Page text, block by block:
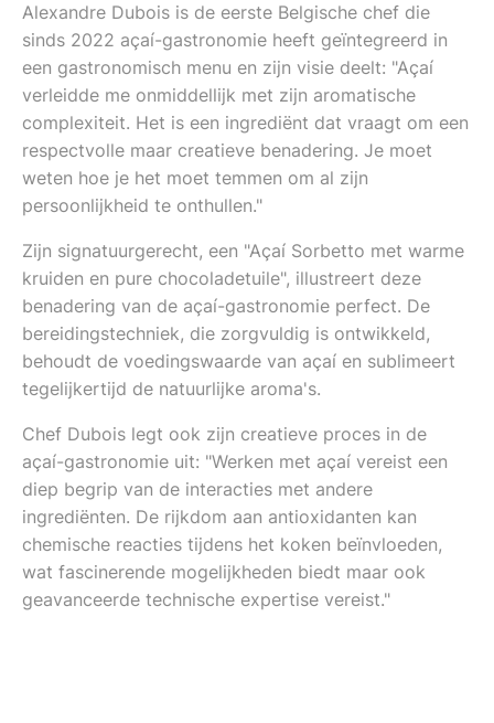
Alexandre Dubois is de eerste Belgische chef die
sinds 2022 açaí-gastronomie heeft geïntegreerd in
een gastronomisch menu en zijn visie deelt: "Açaí
verleidde me onmiddellijk met zijn aromatische
complexiteit. Het is een ingrediënt dat vraagt om een
respectvolle maar creatieve benadering. Je moet
weten hoe je het moet temmen om al zijn
persoonlijkheid te onthullen."
Zijn signatuurgerecht, een "Açaí Sorbetto met warme
kruiden en pure chocoladetuile", illustreert deze
benadering van de açaí-gastronomie perfect. De
bereidingstechniek, die zorgvuldig is ontwikkeld,
behoudt de voedingswaarde van açaí en sublimeert
tegelijkertijd de natuurlijke aroma's.
Chef Dubois legt ook zijn creatieve proces in de
açaí-gastronomie uit: "Werken met açaí vereist een
diep begrip van de interacties met andere
ingrediënten. De rijkdom aan antioxidanten kan
chemische reacties tijdens het koken beïnvloeden,
wat fascinerende mogelijkheden biedt maar ook
geavanceerde technische expertise vereist."